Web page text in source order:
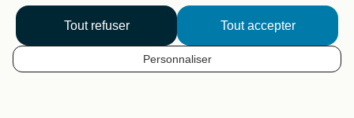
FR
Accueil Vélo Pro
Contact
Mentions légales
Tout accepter
Tout refuser
Personnaliser